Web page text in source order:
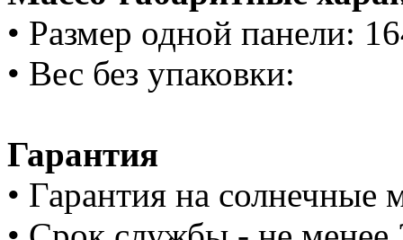
• Размер одной панели:
• Вес без упаковки:
Гарантия
• Гарантия на солнечные